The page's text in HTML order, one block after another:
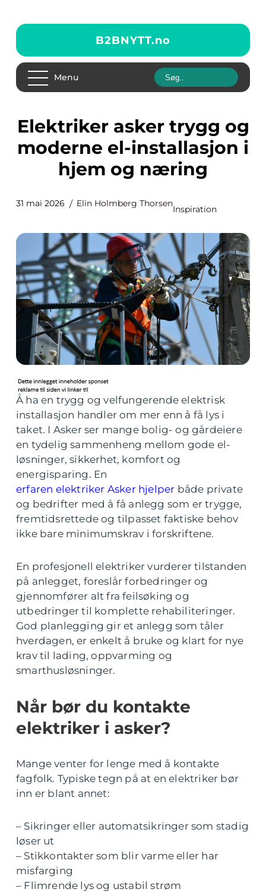
B2BNYTT.no
Menu
Elektriker asker trygg og
moderne el-installasjon i
hjem og næring
31 mai 2026 Elin Holmberg Thorsen
Inspiration
Å ha en trygg og velfungerende elektrisk
installasjon handler om mer enn å få lys i
taket. I Asker ser mange bolig- og gårdeiere
en tydelig sammenheng mellom gode el-
løsninger, sikkerhet, komfort og
energisparing. En
erfaren elektriker Asker hjelper både private
og bedrifter med å få anlegg som er trygge,
fremtidsrettede og tilpasset faktiske behov
ikke bare minimumskrav i forskriftene.
En profesjonell elektriker vurderer tilstanden
på anlegget, foreslår forbedringer og
gjennomfører alt fra feilsøking og
utbedringer til komplette rehabiliteringer.
God planlegging gir et anlegg som tåler
hverdagen, er enkelt å bruke og klart for nye
krav til lading, oppvarming og
smarthusløsninger.
Når bør du kontakte
elektriker i asker?
Mange venter for lenge med å kontakte
fagfolk. Typiske tegn på at en elektriker bør
inn er blant annet:
– Sikringer eller automatsikringer som stadig
løser ut
– Stikkontakter som blir varme eller har
misfarging
– Flimrende lys og ustabil strøm